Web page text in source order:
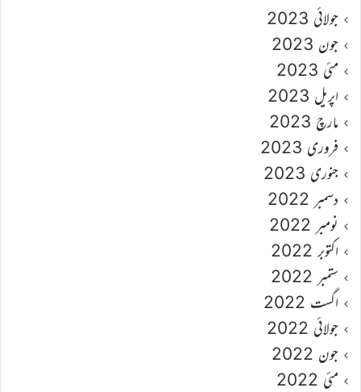
جولائی 2023
جون 2023
مئی 2023
اپریل 2023
مارچ 2023
فروری 2023
جنوری 2023
دسمبر 2022
نومبر 2022
اکتوبر 2022
ستمبر 2022
اگست 2022
جولائی 2022
جون 2022
مئی 2022